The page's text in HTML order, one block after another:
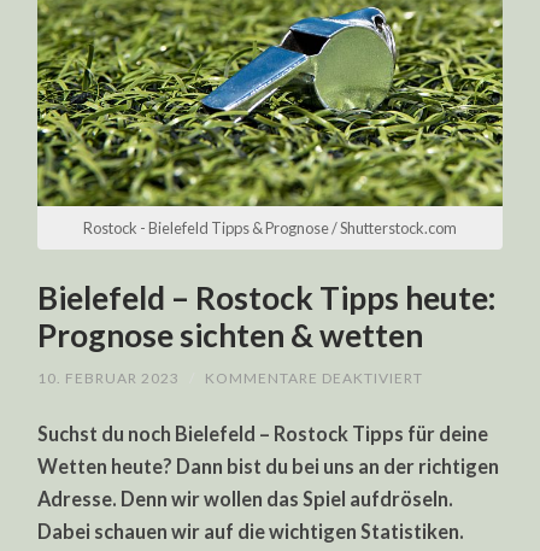
Rostock - Bielefeld Tipps & Prognose / Shutterstock.com
Bielefeld – Rostock Tipps heute:
Prognose sichten & wetten
10. FEBRUAR 2023 KOMMENTARE DEAKTIVIERT
ROSTOCK
HEUTE:
SICHTEN
&
WETTEN
Suchst du noch Bielefeld – Rostock Tipps für deine
Wetten heute? Dann bist du bei uns an der richtigen
Adresse. Denn wir wollen das Spiel aufdröseln.
Dabei schauen wir auf die wichtigen Statistiken.